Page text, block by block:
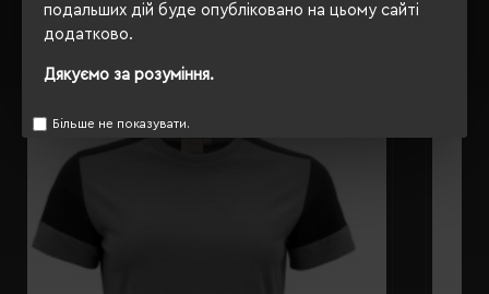
подальших дій буде опубліковано на цьому сайті
додатково.
Дякуємо за розуміння.
Більше не показувати.
РЕКОМЕНДУЄМО